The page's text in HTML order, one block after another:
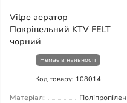
Vilpe аератор
Покрівельний KTV FELT
чорний
Немає в наявності
Код товару: 108014
Матеріал:
Поліпропілен